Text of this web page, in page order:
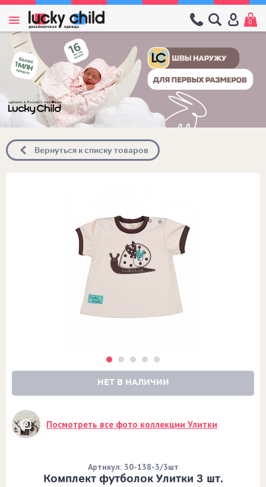
0
Вернуться к списку товаров
НЕТ В НАЛИЧИИ
Посмотреть все фото коллекции Улитки
Комплект футболок Улитки 3 шт.
Артикул: 30-138-3/3шт